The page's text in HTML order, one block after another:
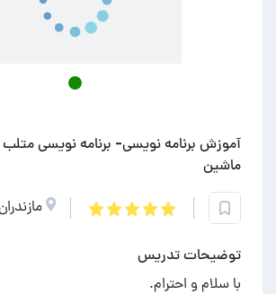
آموزش برنامه نویسی- برنامه نویسی متلب
ماشین
توضیحات تدریس